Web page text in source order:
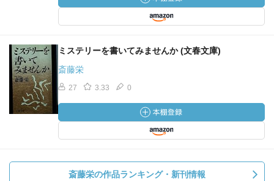
ミステリーを書いてみませんか (文春文庫)
斎藤栄
27 3.33 0
斎藤栄の作品ランキング・新刊情報